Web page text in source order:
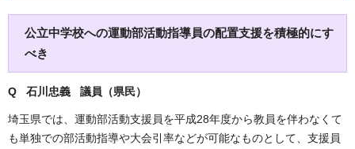
公立中学校への運動部活動指導員の配置支援を積極的にす
べき
Q 石川忠義 議員（県民）
埼玉県では、運動部活動支援員を平成28年度から教員を伴わなくて
も単独での部活動指導や大会引率などが可能なものとして、支援員